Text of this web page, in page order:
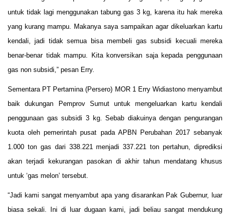
untuk tidak lagi menggunakan tabung gas 3 kg, karena itu hak mereka
yang kurang mampu. Makanya saya sampaikan agar dikeluarkan kartu
kendali, jadi tidak semua bisa membeli gas subsidi kecuali mereka
benar-benar tidak mampu. Kita konversikan saja kepada penggunaan
gas non subsidi,” pesan Erry.
Sementara PT Pertamina (Persero) MOR 1 Erry Widiastono menyambut
baik dukungan Pemprov Sumut untuk mengeluarkan kartu kendali
penggunaan gas subsidi 3 kg. Sebab diakuinya dengan pengurangan
kuota oleh pemerintah pusat pada APBN Perubahan 2017 sebanyak
1.000 ton gas dari 338.221 menjadi 337.221 ton pertahun, diprediksi
akan terjadi kekurangan pasokan di akhir tahun mendatang khusus
untuk ‘gas melon’ tersebut.
“Jadi kami sangat menyambut apa yang disarankan Pak Gubernur, luar
biasa sekali. Ini di luar dugaan kami, jadi beliau sangat mendukung